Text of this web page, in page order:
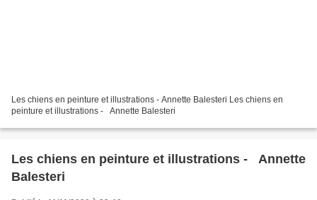
Les chiens en peinture et illustrations - Annette Balesteri Les chiens en
peinture et illustrations - Annette Balesteri
Les chiens en peinture et illustrations - Annette
Balesteri